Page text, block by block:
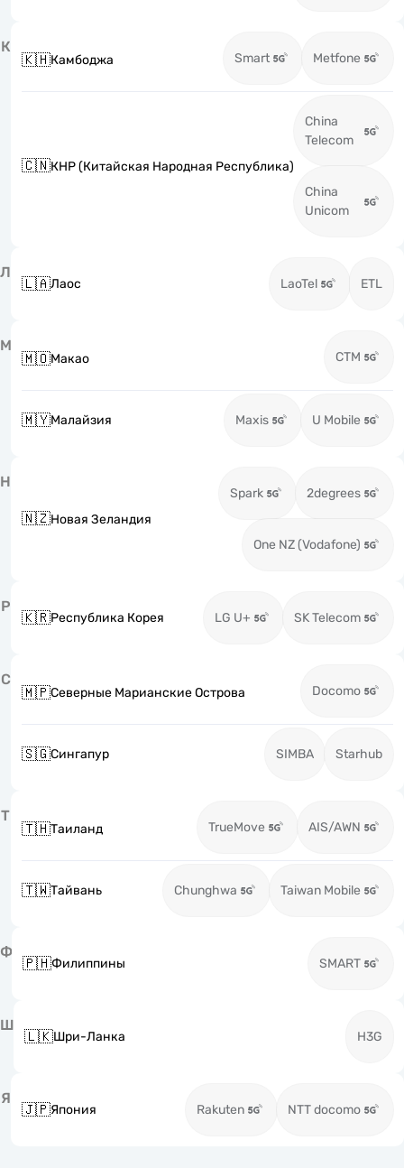
К
🇰🇭Камбоджа Smart Metfone
🇨🇳КНР (Китайская Народная Республика)
China
Telecom
China
Unicom
Л
🇱🇦Лаос LaoTel ETL
М
🇲🇴Макао CTM
🇲🇾Малайзия Maxis U Mobile
Н
🇳🇿Новая Зеландия
Spark 2degrees
One NZ (Vodafone)
Р
🇰🇷Республика Корея LG U+ SK Telecom
С
🇲🇵Северные Марианские Острова Docomo
🇸🇬Сингапур SIMBA Starhub
Т
🇹🇭Таиланд TrueMove AIS/AWN
🇹🇼Тайвань Chunghwa Taiwan Mobile
Ф
🇵🇭Филиппины SMART
Ш
🇱🇰Шри-Ланка H3G
Я
🇯🇵Япония Rakuten NTT docomo